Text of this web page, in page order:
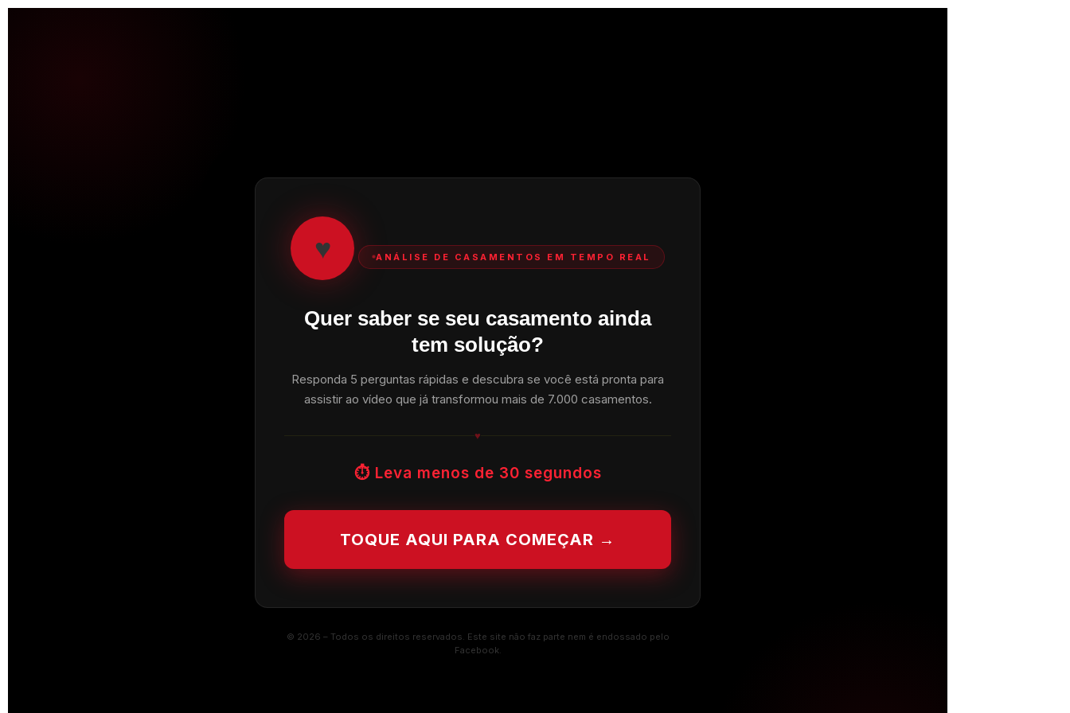
♥ ANÁLISE DE CASAMENTOS EM TEMPO REAL
Quer saber se seu casamento ainda
tem solução?
Responda 5 perguntas rápidas e descubra se você está pronta para
assistir ao vídeo que já transformou mais de 7.000 casamentos.
♥
⏱ Leva menos de 30 segundos
TOQUE AQUI PARA COMEÇAR →
© 2026 – Todos os direitos reservados. Este site não faz parte nem é endossado pelo
Facebook.